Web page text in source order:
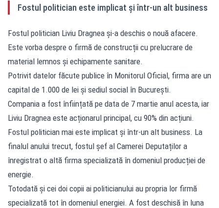
Fostul politician este implicat și într-un alt business
Fostul politician Liviu Dragnea și-a deschis o nouă afacere.
Este vorba despre o firmă de construcții cu prelucrare de
material lemnos și echipamente sanitare.
Potrivit datelor făcute publice în Monitorul Oficial, firma are un
capital de 1.000 de lei și sediul social în Bucureşti.
Compania a fost înființată pe data de 7 martie anul acesta, iar
Liviu Dragnea este acționarul principal, cu 90% din acțiuni.
Fostul politician mai este implicat și într-un alt business. La
finalul anului trecut, fostul șef al Camerei Deputaților a
înregistrat o altă firma specializată în domeniul producției de
energie.
Totodată și cei doi copii ai politicianului au propria lor firmă
specializată tot în domeniul energiei. A fost deschisă în luna